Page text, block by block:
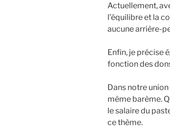
Actuellement,
l’équilibre et la
aucune arrière-
Enfin, je précise
fonction des
Dans notre
même barème.
le salaire du
ce thème.